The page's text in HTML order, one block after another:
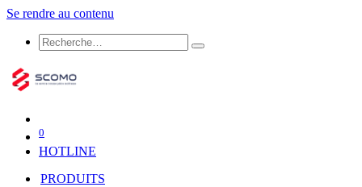
Se rendre au contenu
0
HOTLINE
PRODUITS